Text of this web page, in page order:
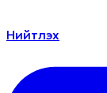
Нийтлэх